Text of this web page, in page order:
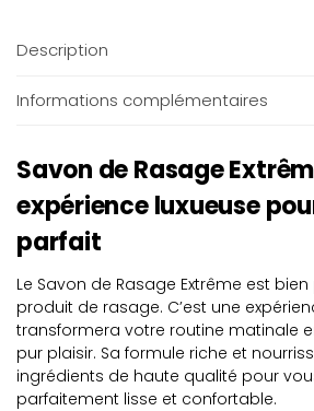
Description
Informations complémentaires
Savon de Rasage
expérience luxueuse
parfait
Le Savon de Rasage Extrême est
produit de rasage. C’est une
transformera votre routine matinale
pur plaisir. Sa formule riche et
ingrédients de haute qualité pour
parfaitement lisse et confortable.